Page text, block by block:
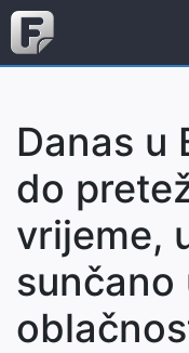
Danas u
do
vrijeme,
sunčano